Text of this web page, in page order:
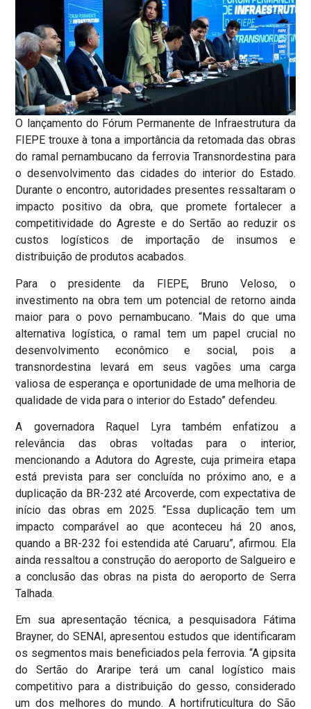
O lançamento do Fórum Permanente de Infraestrutura da
FIEPE trouxe à tona a importância da retomada das obras
do ramal pernambucano da ferrovia Transnordestina para
o desenvolvimento das cidades do interior do Estado.
Durante o encontro, autoridades presentes ressaltaram o
impacto positivo da obra, que promete fortalecer a
competitividade do Agreste e do Sertão ao reduzir os
custos logísticos de importação de insumos e
distribuição de produtos acabados.
Para o presidente da FIEPE, Bruno Veloso, o
investimento na obra tem um potencial de retorno ainda
maior para o povo pernambucano. “Mais do que uma
alternativa logística, o ramal tem um papel crucial no
desenvolvimento econômico e social, pois a
transnordestina levará em seus vagões uma carga
valiosa de esperança e oportunidade de uma melhoria de
qualidade de vida para o interior do Estado” defendeu.
A governadora Raquel Lyra também enfatizou a
relevância das obras voltadas para o interior,
mencionando a Adutora do Agreste, cuja primeira etapa
está prevista para ser concluída no próximo ano, e a
duplicação da BR-232 até Arcoverde, com expectativa de
início das obras em 2025. “Essa duplicação tem um
impacto comparável ao que aconteceu há 20 anos,
quando a BR-232 foi estendida até Caruaru”, afirmou. Ela
ainda ressaltou a construção do aeroporto de Salgueiro e
a conclusão das obras na pista do aeroporto de Serra
Talhada.
Em sua apresentação técnica, a pesquisadora Fátima
Brayner, do SENAI, apresentou estudos que identificaram
os segmentos mais beneficiados pela ferrovia. “A gipsita
do Sertão do Araripe terá um canal logístico mais
competitivo para a distribuição do gesso, considerado
um dos melhores do mundo. A hortifruticultura do São